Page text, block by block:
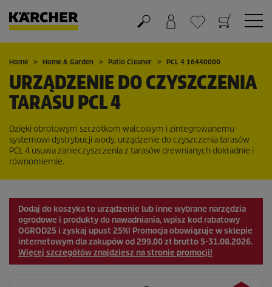
Koszyk
Lista życzeń
Home Home & Garden Patio Cleaner PCL 4 16440000
URZĄDZENIE DO CZYSZCZENIA
TARASU PCL 4
Dzięki obrotowym szczotkom walcowym i zintegrowanemu
systemowi dystrybucji wody, urządzenie do czyszczenia tarasów
PCL 4 usuwa zanieczyszczenia z tarasów drewnianych dokładnie i
równomiernie.
Dodaj do koszyka to urządzenie lub inne wybrane narzędzia
ogrodowe i produkty do nawadniania, wpisz kod rabatowy
OGROD25 i zyskaj upust 25%! Promocja obowiązuje w sklepie
internetowym dla zakupów od 299,00 zł brutto 5-31.08.2026.
Więcej szczegółów znajdziesz na stronie promocji!